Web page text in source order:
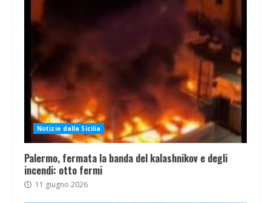
Notizie dalla Sicilia
Palermo, fermata la banda del kalashnikov e degli
incendi: otto fermi
11 giugno 2026